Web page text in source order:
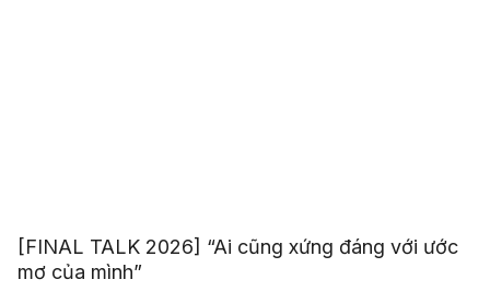
[FINAL TALK 2026] “Ai cũng xứng đáng với ước
mơ của mình”